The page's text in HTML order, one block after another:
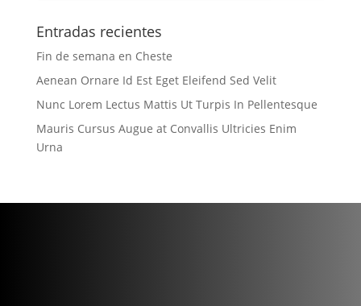
Entradas recientes
Fin de semana en Cheste
Aenean Ornare Id Est Eget Eleifend Sed Velit
Nunc Lorem Lectus Mattis Ut Turpis In Pellentesque
Mauris Cursus Augue at Convallis Ultricies Enim
Urna